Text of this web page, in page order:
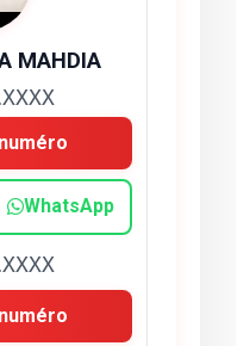
MAHDIA
WhatsApp